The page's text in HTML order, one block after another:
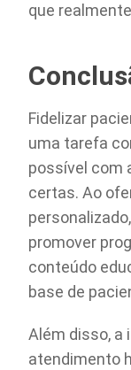
que
Fidelizar
uma tarefa
possível com
certas. Ao
promover
conteúdo
base de
Além disso, a
atendimento